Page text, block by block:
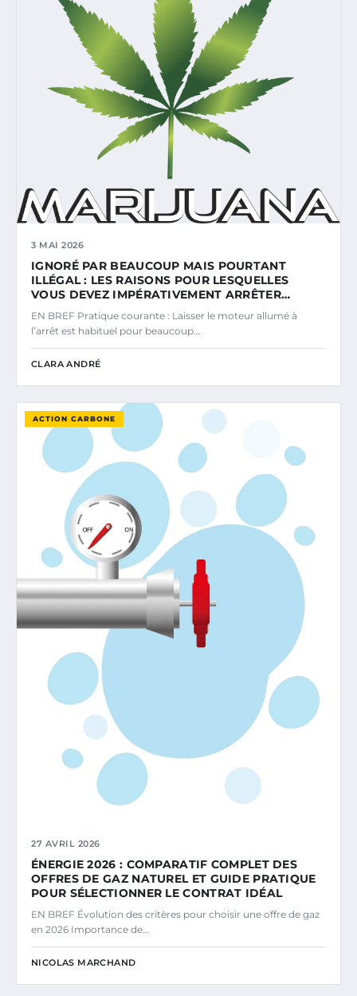
3 MAI 2026
IGNORÉ PAR BEAUCOUP MAIS POURTANT
ILLÉGAL : LES RAISONS POUR LESQUELLES
VOUS DEVEZ IMPÉRATIVEMENT ARRÊTER…
EN BREF Pratique courante : Laisser le moteur allumé à
l’arrêt est habituel pour beaucoup…
CLARA ANDRÉ
ACTION CARBONE
27 AVRIL 2026
ÉNERGIE 2026 : COMPARATIF COMPLET DES
OFFRES DE GAZ NATUREL ET GUIDE PRATIQUE
POUR SÉLECTIONNER LE CONTRAT IDÉAL
EN BREF Évolution des critères pour choisir une offre de gaz
en 2026 Importance de…
NICOLAS MARCHAND